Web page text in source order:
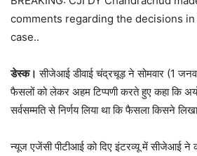
comments regarding the decisions in
case..
डेस्क। सीजेआई डीवाई चंद्रचूड़ ने सोमवार (1
फैसलों को लेकर अहम टिप्पणी करते हुए कहा कि
सर्वसम्मति से निर्णय लिया था कि फैसला किसने
न्यूज एजेंसी पीटीआई को दिए इंटरव्यू में सीजेआई ने